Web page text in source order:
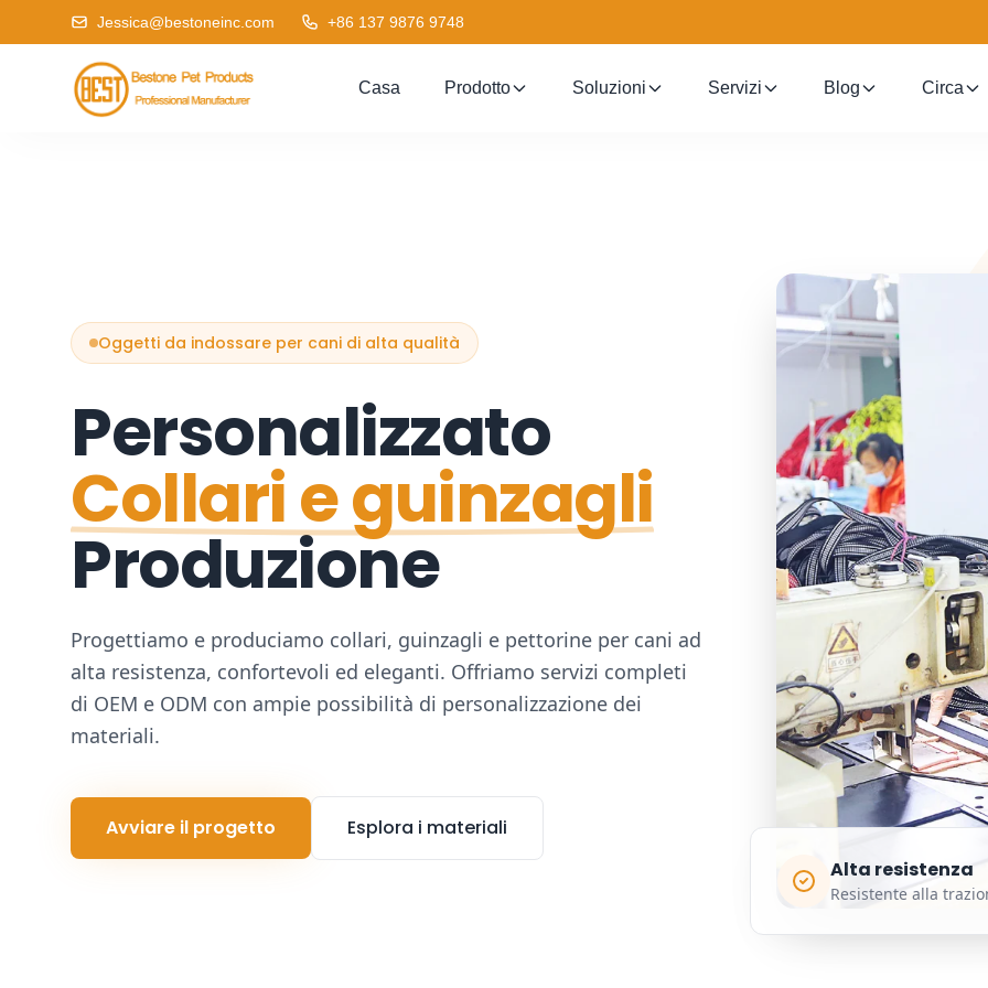
Jessica@bestoneinc.com +86 137 9876 9748
Casa Prodotto Soluzioni Servizi Blog Circa
Oggetti da indossare per cani di alta qualità
Personalizzato
Collari e guinzagli
Produzione
Progettiamo e produciamo collari, guinzagli e pettorine per cani ad
alta resistenza, confortevoli ed eleganti. Offriamo servizi completi
di OEM e ODM con ampie possibilità di personalizzazione dei
materiali.
Avviare il progetto
Esplora i materiali
Alta resistenza
Resistente alla